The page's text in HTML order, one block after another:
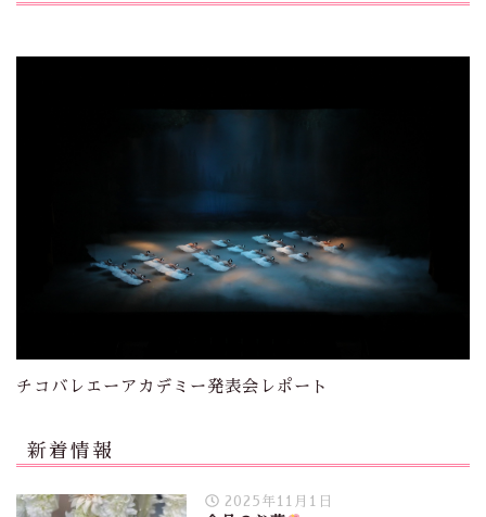
チコバレエーアカデミー発表会レポート
新着情報
2025年11月1日